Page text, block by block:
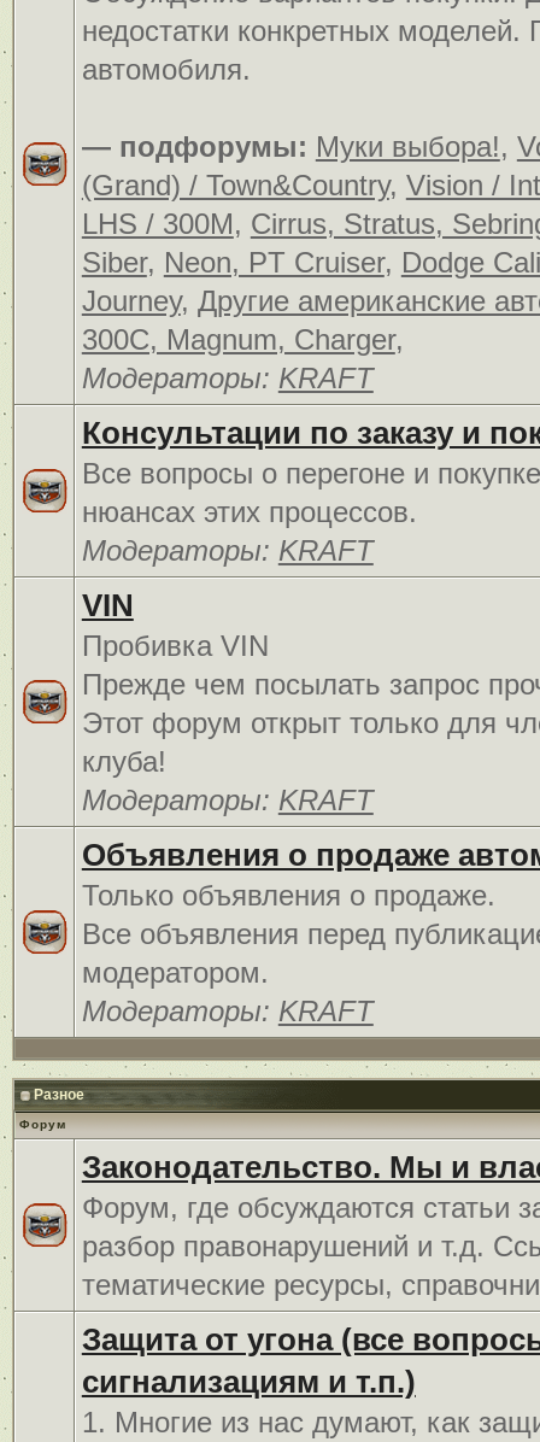
недостатки конкретных
автомобиля.
— подфорумы: Муки выбора!,
(Grand) / Town&Country, Vision /
LHS / 300M, Cirrus, Stratus,
Siber, Neon, PT Cruiser, Dodge
Journey, Другие американские
300C, Magnum, Charger,
Модераторы: KRAFT
Консультации по заказу и
Все вопросы о перегоне и
нюансах этих процессов.
Модераторы: KRAFT
VIN
Пробивка VIN
Прежде чем посылать запрос
Этот форум открыт только для
клуба!
Модераторы: KRAFT
Объявления о продаже
Только объявления о продаже.
Все объявления перед
модератором.
Модераторы: KRAFT
Разное
Форум
Законодательство. Мы и
Форум, где обсуждаются статьи
разбор правонарушений и т.д.
тематические ресурсы,
Защита от угона (все
сигнализациям и т.п.)
1. Многие из нас думают, как